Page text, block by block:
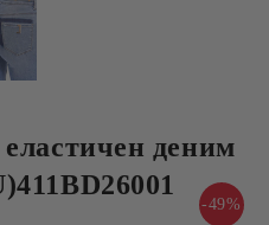
деним
-49%